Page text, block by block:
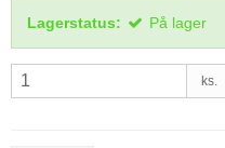
Lagerstatus: På lager
ks.